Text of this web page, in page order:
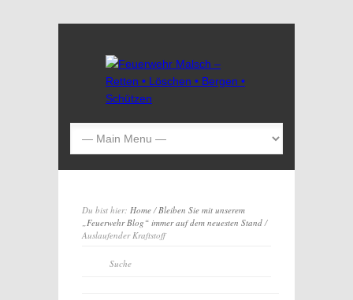
Du bist hier: Home/Bleiben Sie mit unserem
„Feuerwehr Blog“ immer auf dem neuesten Stand/
Auslaufender Kraftstoff